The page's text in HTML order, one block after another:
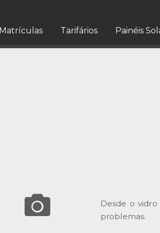
Matrículas Tarifários Painéis
Desde o
problemas.